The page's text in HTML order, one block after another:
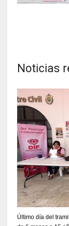
Noticias
Último día del